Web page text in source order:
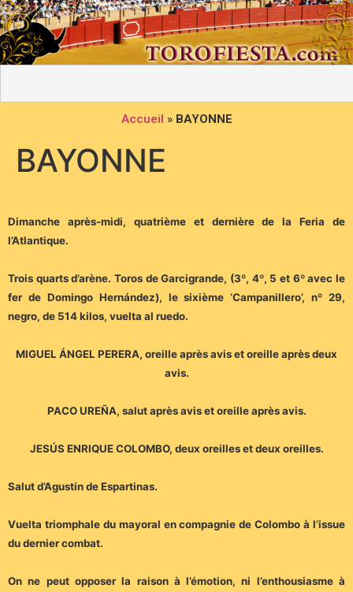
Accueil » BAYONNE
BAYONNE
Dimanche après-midi, quatrième et dernière de la Feria de
l’Atlantique.
Trois quarts d’arène. Toros de Garcigrande, (3º, 4º, 5 et 6º avec le
fer de Domingo Hernández), le sixième ‘Campanillero’, nº 29,
negro, de 514 kilos, vuelta al ruedo.
MIGUEL ÁNGEL PERERA, oreille après avis et oreille après deux
avis.
PACO UREÑA, salut après avis et oreille après avis.
JESÚS ENRIQUE COLOMBO, deux oreilles et deux oreilles.
Salut d’Agustín de Espartinas.
Vuelta triomphale du mayoral en compagnie de Colombo à l’issue
du dernier combat.
On ne peut opposer la raison à l’émotion, ni l’enthousiasme à